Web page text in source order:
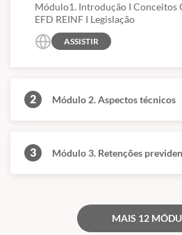
Módulo1. Introdução I Conceitos
EFD REINF I Legislação
ASSISTIR
2 Módulo 2. Aspectos técnicos
3 Módulo 3. Retenções
MAIS 12